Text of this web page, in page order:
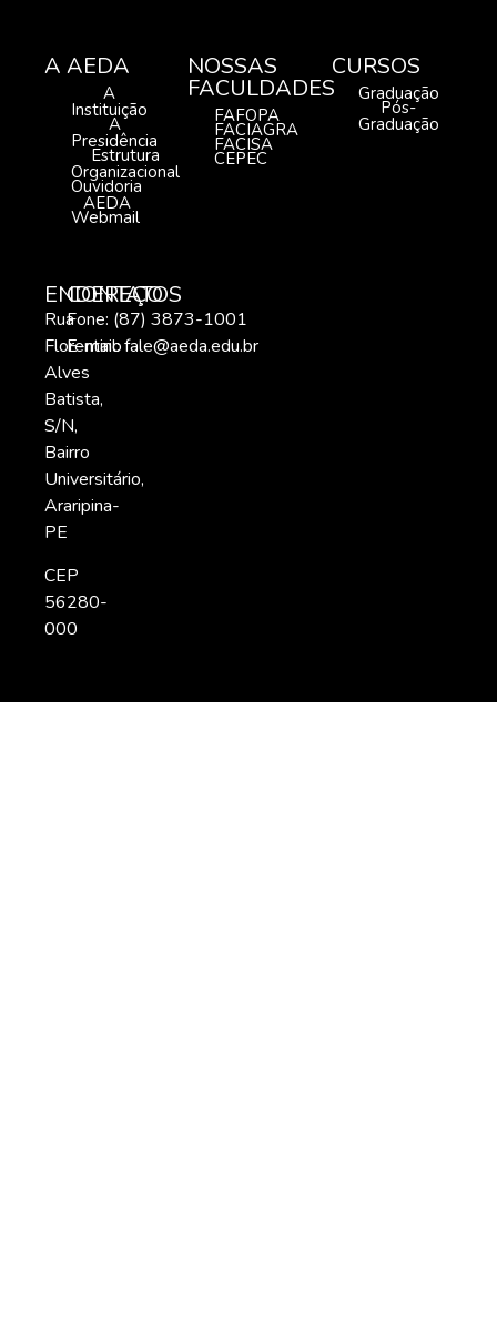
ENDEREÇO
Rua
Florentino
Alves
Batista,
S/N,
Bairro
Universitário,
Araripina-
PE
CEP
56280-
000
CONTATOS
Fone: (87) 3873-1001
E-mail:fale@aeda.edu.br
A AEDA
A
Instituição
A
Presidência
Estrutura
Organizacional
Ouvidoria
AEDA
Webmail
NOSSAS
FACULDADES
FAFOPA
FACIAGRA
FACISA
CEPEC
CURSOS
Graduação
Pós-
Graduação